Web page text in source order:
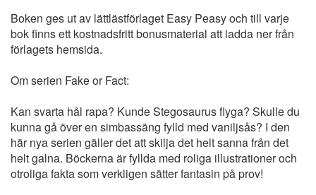
Boken ges ut av lättlästförlaget Easy Peasy och till varje
bok finns ett kostnadsfritt bonusmaterial att ladda ner från
förlagets hemsida.
Om serien Fake or Fact:
Kan svarta hål rapa? Kunde Stegosaurus flyga? Skulle du
kunna gå över en simbassäng fylld med vaniljsås? I den
här nya serien gäller det att skilja det helt sanna från det
helt galna. Böckerna är fyllda med roliga illustrationer och
otroliga fakta som verkligen sätter fantasin på prov!